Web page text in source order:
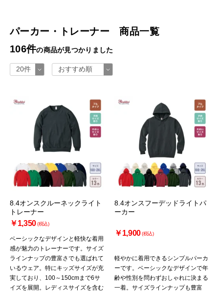
パーカー・トレーナー 商品一覧
106件の商品が見つかりました
8.4オンスクルーネックライト
トレーナー
￥1,350(税込)
ベーシックなデザインと軽快な着用
感が魅力のトレーナーです。サイズ
ラインナップの豊富さでも選ばれて
いるウェア。特にキッズサイズが充
実しており、100～150cmまで6サ
イズを展開。レディスサイズを含む
8.4オンスフーデッドライトパ
ーカー
￥1,900(税込)
軽やかに着用できるシンプルパーカ
ーです。ベーシックなデザインで年
齢や性別を問わずおしゃれに決まる
一着。サイズラインナップも豊富